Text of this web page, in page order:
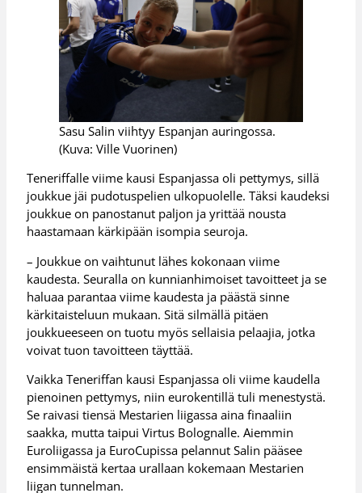
Sasu Salin viihtyy Espanjan auringossa.
(Kuva: Ville Vuorinen)
Teneriffalle viime kausi Espanjassa oli pettymys, sillä
joukkue jäi pudotuspelien ulkopuolelle. Täksi kaudeksi
joukkue on panostanut paljon ja yrittää nousta
haastamaan kärkipään isompia seuroja.
– Joukkue on vaihtunut lähes kokonaan viime
kaudesta. Seuralla on kunnianhimoiset tavoitteet ja se
haluaa parantaa viime kaudesta ja päästä sinne
kärkitaisteluun mukaan. Sitä silmällä pitäen
joukkueeseen on tuotu myös sellaisia pelaajia, jotka
voivat tuon tavoitteen täyttää.
Vaikka Teneriffan kausi Espanjassa oli viime kaudella
pienoinen pettymys, niin eurokentillä tuli menestystä.
Se raivasi tiensä Mestarien liigassa aina finaaliin
saakka, mutta taipui Virtus Bolognalle. Aiemmin
Euroliigassa ja EuroCupissa pelannut Salin pääsee
ensimmäistä kertaa urallaan kokemaan Mestarien
liigan tunnelman.